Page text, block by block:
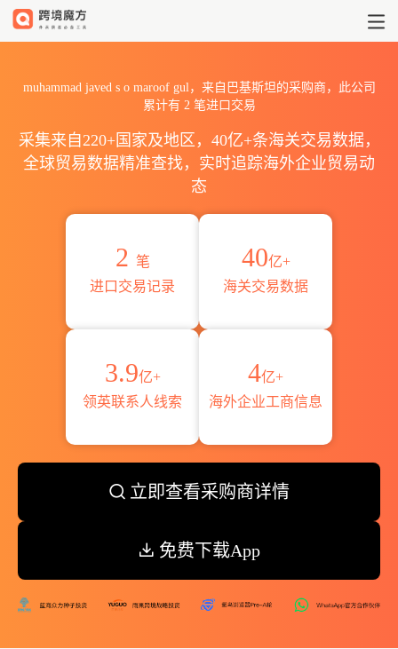
muhammad javed s o maroof gul，来自巴基斯坦的采购商，此公司
累计有 2笔进口交易
采集来自220+国家及地区，40亿+条海关交易数据，
全球贸易数据精准查找，实时追踪海外企业贸易动
态
2 笔
进口交易记录
40亿+
海关交易数据
3.9亿+
领英联系人线索
4亿+
海外企业工商信息
立即查看采购商详情
免费下载App